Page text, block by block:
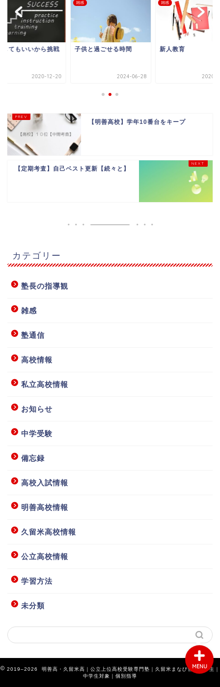
してもいいから挑戦
2020-12-20
雑感
子供と過ごせる時間
2024-06-28
雑感
新人教育
2020-
【明善高校】学年10番台をキープ
【定期考査】自己ベスト更新【続々と】
カテゴリー
塾長の指導観
雑感
塾通信
高校情報
私立高校情報
お知らせ
中学受験
備忘録
高校入試情報
明善高校情報
久留米高校情報
公立高校情報
学習方法
未分類
2019–2026 明善高・久留米高｜公立上位高校受験専門塾｜久留米まなび舎｜小学生｜
中学生対象｜個別指導
MENU